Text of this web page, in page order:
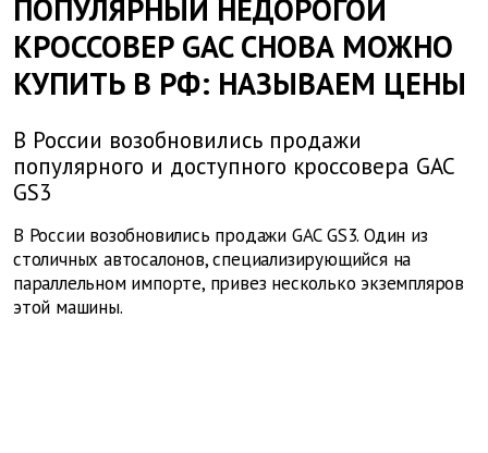
ПОПУЛЯРНЫЙ НЕДОРОГОЙ
КРОССОВЕР GAC СНОВА МОЖНО
КУПИТЬ В РФ: НАЗЫВАЕМ ЦЕНЫ
В России возобновились продажи
популярного и доступного кроссовера GAC
GS3
В России возобновились продажи GAC GS3. Один из
столичных автосалонов, специализирующийся на
параллельном импорте, привез несколько экземпляров
этой машины.